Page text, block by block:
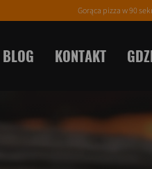
Gorąca pizza w 90
BLOG KONTAKT